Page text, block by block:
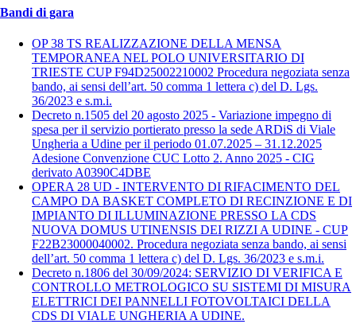
Bandi di gara
OP 38 TS REALIZZAZIONE DELLA MENSA
TEMPORANEA NEL POLO UNIVERSITARIO DI
TRIESTE CUP F94D25002210002 Procedura negoziata senza
bando, ai sensi dell’art. 50 comma 1 lettera c) del D. Lgs.
36/2023 e s.m.i.
Decreto n.1505 del 20 agosto 2025 - Variazione impegno di
spesa per il servizio portierato presso la sede ARDiS di Viale
Ungheria a Udine per il periodo 01.07.2025 – 31.12.2025
Adesione Convenzione CUC Lotto 2. Anno 2025 - CIG
derivato A0390C4DBE
OPERA 28 UD - INTERVENTO DI RIFACIMENTO DEL
CAMPO DA BASKET COMPLETO DI RECINZIONE E DI
IMPIANTO DI ILLUMINAZIONE PRESSO LA CDS
NUOVA DOMUS UTINENSIS DEI RIZZI A UDINE - CUP
F22B23000040002. Procedura negoziata senza bando, ai sensi
dell’art. 50 comma 1 lettera c) del D. Lgs. 36/2023 e s.m.i.
Decreto n.1806 del 30/09/2024: SERVIZIO DI VERIFICA E
CONTROLLO METROLOGICO SU SISTEMI DI MISURA
ELETTRICI DEI PANNELLI FOTOVOLTAICI DELLA
CDS DI VIALE UNGHERIA A UDINE.